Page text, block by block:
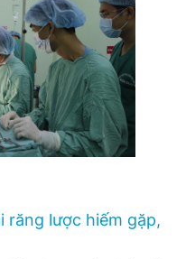
780 404
răng lược hiếm gặp,